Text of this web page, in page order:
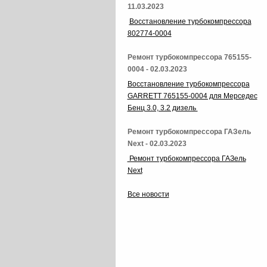
11.03.2023
Восстановление турбокомпрессора
802774-0004
Ремонт турбокомпрессора 765155-
0004 - 02.03.2023
Восстановление турбокомпрессора
GARRETT 765155-0004 для Мерседес
Бенц 3.0, 3.2 дизель
Ремонт турбокомпрессора ГАЗель
Next - 02.03.2023
Ремонт турбокомпрессора ГАЗель
Next
Все новости